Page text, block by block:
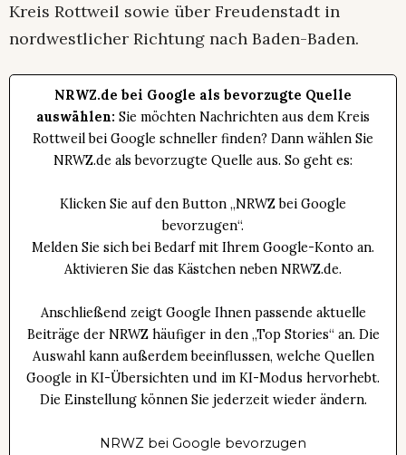
Kreis Rottweil sowie über Freudenstadt in
nordwestlicher Richtung nach Baden-Baden.
NRWZ.de bei Google als bevorzugte Quelle
auswählen: Sie möchten Nachrichten aus dem Kreis
Rottweil bei Google schneller finden? Dann wählen Sie
NRWZ.de als bevorzugte Quelle aus. So geht es:
Klicken Sie auf den Button „NRWZ bei Google
bevorzugen“.
Melden Sie sich bei Bedarf mit Ihrem Google-Konto an.
Aktivieren Sie das Kästchen neben NRWZ.de.
Anschließend zeigt Google Ihnen passende aktuelle
Beiträge der NRWZ häufiger in den „Top Stories“ an. Die
Auswahl kann außerdem beeinflussen, welche Quellen
Google in KI-Übersichten und im KI-Modus hervorhebt.
Die Einstellung können Sie jederzeit wieder ändern.
NRWZ bei Google bevorzugen